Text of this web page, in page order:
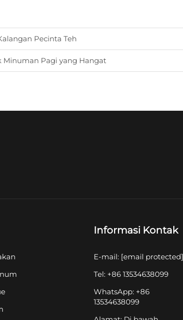
Pecinta Teh
Minuman Pagi yang Hangat
Informasi Kontak
E-mail: [email protected]
Tel: +86 13534638099
WhatsApp: +86
13534638099